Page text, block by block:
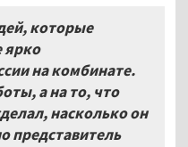
которые
ярко
на комбинате.
а на то, что
насколько он
представитель